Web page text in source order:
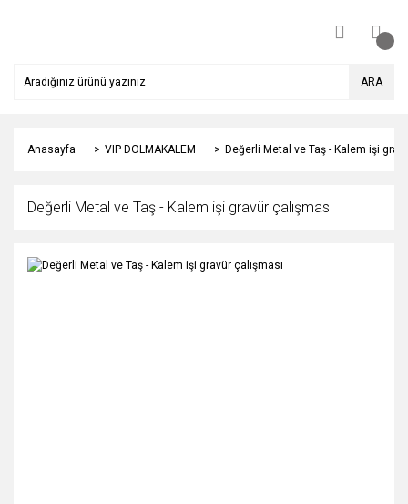
ARA
Anasayfa VIP DOLMAKALEM Değerli Metal ve Taş - Kalem işi
Değerli Metal ve Taş - Kalem işi gravür çalışması